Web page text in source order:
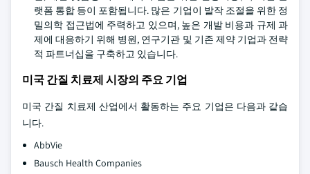
랫폼 통합 등이 포함됩니다. 많은 기업이 발작 조절을 위한 정
밀의학 접근법에 주력하고 있으며, 높은 개발 비용과 규제 과
제에 대응하기 위해 병원, 연구기관 및 기존 제약 기업과 전략
적 파트너십을 구축하고 있습니다.
미국 간질 치료제 시장의 주요 기업
미국 간질 치료제 산업에서 활동하는 주요 기업은 다음과 같습
니다.
AbbVie
Bausch Health Companies